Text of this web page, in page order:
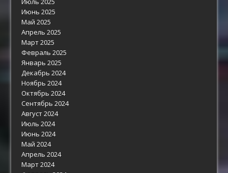
Июнь 2025
Май 2025
Апрель 2025
Март 2025
Февраль 2025
Январь 2025
Декабрь 2024
Ноябрь 2024
Октябрь 2024
Сентябрь 2024
Август 2024
Июль 2024
Июнь 2024
Май 2024
Апрель 2024
Март 2024